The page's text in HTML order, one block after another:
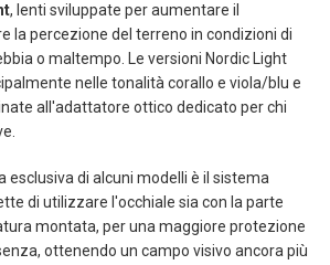
, lenti sviluppate per aumentare il
la percezione del terreno in condizioni di
o maltempo. Le versioni Nordic Light
nelle tonalità corallo e viola/blu e
all'adattatore ottico dedicato per chi
esclusiva di alcuni modelli è il sistema
di utilizzare l'occhiale sia con la parte
montata, per una maggiore protezione
ottenendo un campo visivo ancora più